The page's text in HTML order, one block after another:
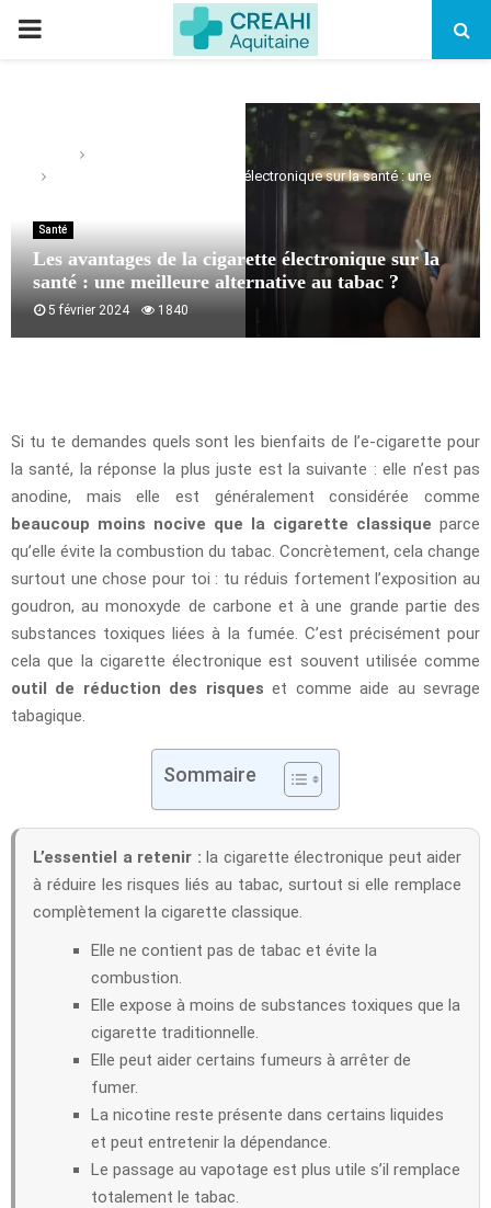
PRIMARY
Les avantages de la cigarette électronique sur la santé : une
Santé
Les avantages de la cigarette électronique sur la
santé : une meilleure alternative au tabac ?
5 février 2024 1840
Si tu te demandes quels sont les bienfaits de l’e-cigarette pour
la santé, la réponse la plus juste est la suivante : elle n’est pas
anodine, mais elle est généralement considérée comme
beaucoup moins nocive que la cigarette classique parce
qu’elle évite la combustion du tabac. Concrètement, cela change
surtout une chose pour toi : tu réduis fortement l’exposition au
goudron, au monoxyde de carbone et à une grande partie des
substances toxiques liées à la fumée. C’est précisément pour
cela que la cigarette électronique est souvent utilisée comme
outil de réduction des risques et comme aide au sevrage
tabagique.
Sommaire
L’essentiel a retenir : la cigarette électronique peut aider
à réduire les risques liés au tabac, surtout si elle remplace
complètement la cigarette classique.
Elle ne contient pas de tabac et évite la
combustion.
Elle expose à moins de substances toxiques que la
cigarette traditionnelle.
Elle peut aider certains fumeurs à arrêter de
fumer.
La nicotine reste présente dans certains liquides
et peut entretenir la dépendance.
Le passage au vapotage est plus utile s’il remplace
totalement le tabac.